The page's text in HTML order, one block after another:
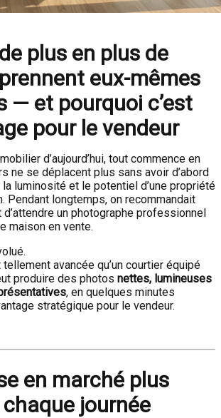
plus en plus de
eux-mêmes
— et pourquoi c’est
pour le vendeur
d’aujourd’hui, tout commence en
ne se déplacent plus sans avoir d’abord
la luminosité et le potentiel d’une propriété
Pendant longtemps, on recommandait
un photographe professionnel
maison en vente.
avancée qu’un courtier équipé
produire des photos nettes, lumineuses
, en quelques minutes
stratégique pour le vendeur.
en marché plus
journée